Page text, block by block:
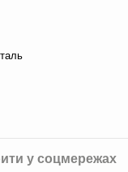
у соцмережах